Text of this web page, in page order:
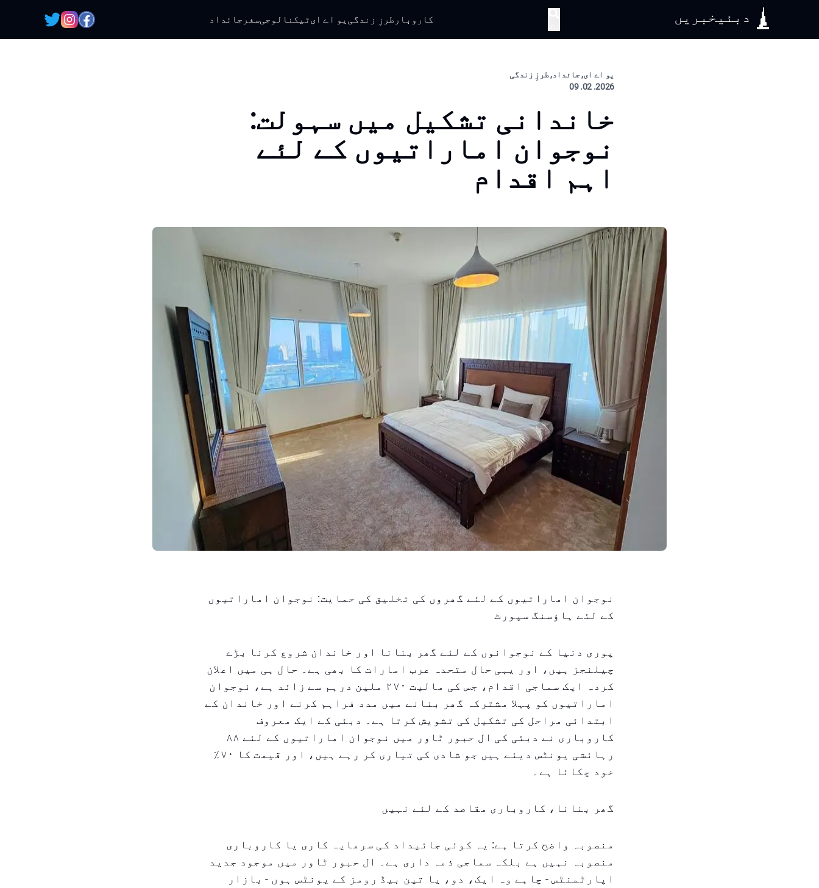
دبئیخبریں کاروبار طرزِ زندگی یو اے ایٹیکنالوجیسفر جائداد
یو اے ای, جائداد, طرزِ زندگی
2026. 02. 09
خاندانی تشکیل میں سہولت:
نوجوان اماراتیوں کے لئے
اہم اقدام
نوجوان اماراتیوں کے لئے گھروں کی تخلیق کی حمایت: نوجوان اماراتیوں
کے لئے ہاؤسنگ سپورٹ
پوری دنیا کے نوجوانوں کے لئے گھر بنانا اور خاندان شروع کرنا بڑے
چیلنجز ہیں، اور یہی حال متحدہ عرب امارات کا بھی ہے۔ حال ہی میں اعلان
کردہ ایک سماجی اقدام، جس کی مالیت ۲۷۰ ملین درہم سے زائد ہے، نوجوان
اماراتیوں کو پہلا مشترکہ گھر بنانے میں مدد فراہم کرنے اور خاندان کے
ابتدائی مراحل کی تشکیل کی تشویش کرتا ہے۔ دبئی کے ایک معروف
کاروباری نے دبئی کی ال حبور ٹاور میں نوجوان اماراتیوں کے لئے ۸۸
رہائشی یونٹس دیئے ہیں جو شادی کی تیاری کر رہے ہیں، اور قیمت کا ۷۰٪
خود چکائا ہے۔
گھر بنانا، کاروباری مقاصد کے لئے نہیں
منصوبہ واضح کرتا ہے: یہ کوئی جائیداد کی سرمایہ کاری یا کاروباری
منصوبہ نہیں ہے بلکہ سماجی ذمہ داری ہے۔ ال حبور ٹاور میں موجود جدید
اپارٹمنٹس - چاہے وہ ایک، دو، یا تین بیڈ رومز کے یونٹس ہوں - بازار